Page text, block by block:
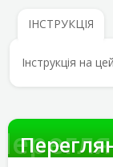
ІНСТРУКЦІЯ
Інструкція на